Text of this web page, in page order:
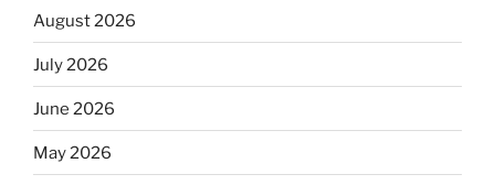
August 2026
July 2026
June 2026
May 2026